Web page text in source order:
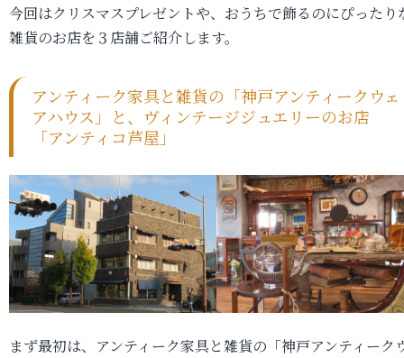
今回はクリスマスプレゼントや、おうちで飾るのにぴったり
雑貨のお店を３店舗ご紹介します。
アンティーク家具と雑貨の「神戸アンティークウェ
アハウス」と、ヴィンテージジュエリーのお店
「アンティコ芦屋」
まず最初は、アンティーク家具と雑貨の「神戸アンティーク